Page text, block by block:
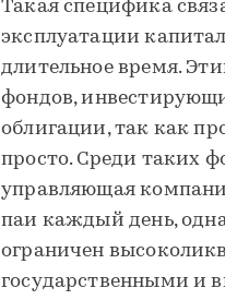
Такая специфика
эксплуатации
длительное время.
фондов,
облигации, так как
просто. Среди таких
управляющая
паи каждый день,
ограничен
государственными и